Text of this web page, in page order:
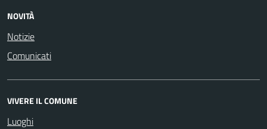
NOVITÀ
Notizie
Comunicati
VIVERE IL COMUNE
Luoghi